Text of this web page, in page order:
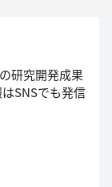
研究開発成果
SNSでも発信